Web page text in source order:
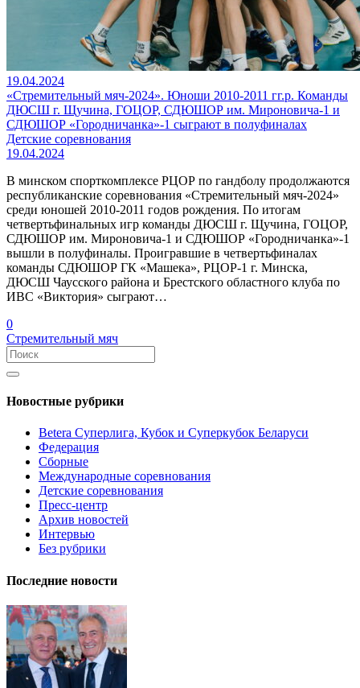
19.04.2024
«Стремительный мяч-2024». Юноши 2010-2011 гг.р. Команды
ДЮСШ г. Щучина, ГОЦОР, СДЮШОР им. Мироновича-1 и
СДЮШОР «Городничанка»-1 сыграют в полуфиналах
Детские соревнования
19.04.2024
В минском спорткомплексе РЦОР по гандболу продолжаются
республиканские соревнования «Стремительный мяч-2024»
среди юношей 2010-2011 годов рождения. По итогам
четвертьфинальных игр команды ДЮСШ г. Щучина, ГОЦОР,
СДЮШОР им. Мироновича-1 и СДЮШОР «Городничанка»-1
вышли в полуфиналы. Проигравшие в четвертьфиналах
команды СДЮШОР ГК «Машека», РЦОР-1 г. Минска,
ДЮСШ Чаусского района и Брестского областного клуба по
ИВС «Виктория» сыграют…
0
Стремительный мяч
Новостные рубрики
Betera Суперлига, Кубок и Суперкубок Беларуси
Федерация
Сборные
Международные соревнования
Детские соревнования
Пресс-центр
Архив новостей
Интервью
Без рубрики
Последние новости